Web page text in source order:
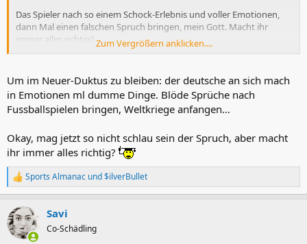
Das Spieler nach so einem Schock-Erlebnis und voller Emotionen,
dann Mal einen falschen Spruch bringen, mein Gott. Macht ihr
immer alles richtig?
Und nein, Neuers Einsatz damals war auch nicht OK. Aber der
im Kopf. Denke das hat niemand, der nicht häufiger in einem Sport-
Forum auf diese Aktion angesprochen wird.
Zum Vergrößern anklicken....
Um im Neuer-Duktus zu bleiben: der deutsche an sich mach
in Emotionen ml dumme Dinge. Blöde Sprüche nach
Fussballspielen bringen, Weltkriege anfangen…
Okay, mag jetzt so nicht schlau sein der Spruch, aber macht
ihr immer alles richtig?
R
e
k
t
i
Sports Almanac und$ilverBullet
Savi
Co-Schädling